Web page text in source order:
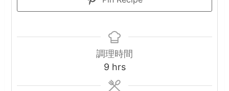
調理時間
9hours
hrs